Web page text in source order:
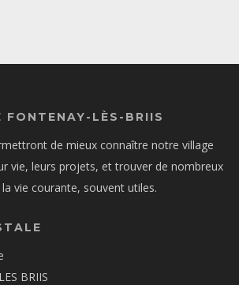
FONTENAY-LÈS-BRIIS
de mieux connaître notre village
vie, leurs projets, et trouver de nombreux
vie courante, souvent utiles.
BRIIS